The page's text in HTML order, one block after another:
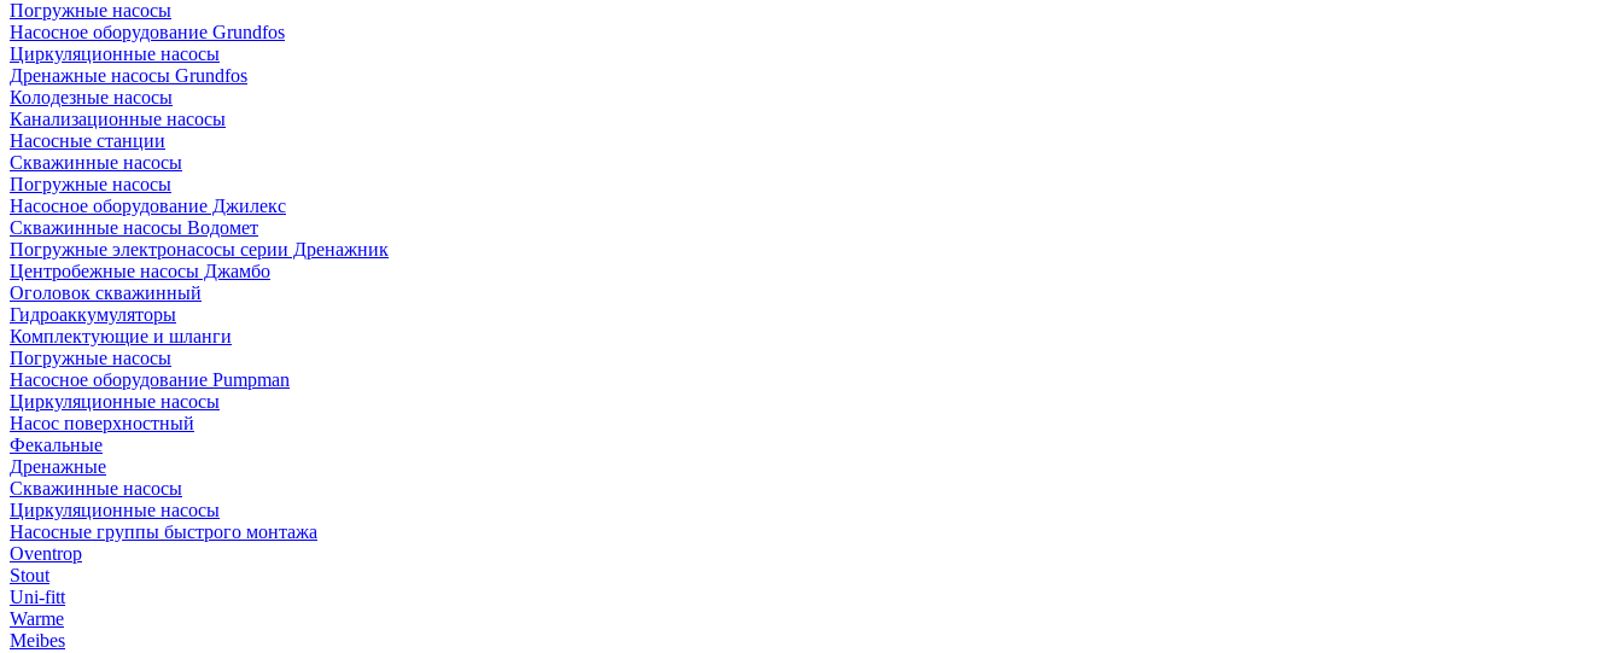
Погружные насосы
Насосное оборудование Grundfos
Циркуляционные насосы
Дренажные насосы Grundfos
Колодезные насосы
Канализационные насосы
Насосные станции
Скважинные насосы
Погружные насосы
Насосное оборудование Джилекс
Скважинные насосы Водомет
Погружные электронасосы серии Дренажник
Центробежные насосы Джамбо
Оголовок скважинный
Гидроаккумуляторы
Комплектующие и шланги
Погружные насосы
Насосное оборудование Pumpman
Циркуляционные насосы
Насос поверхностный
Фекальные
Дренажные
Скважинные насосы
Циркуляционные насосы
Насосные группы быстрого монтажа
Oventrop
Stout
Uni-fitt
Warme
Meibes